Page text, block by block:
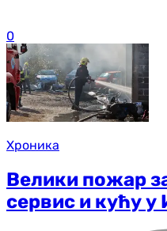
0
Хроника
Велики пожар
сервис и кућу у